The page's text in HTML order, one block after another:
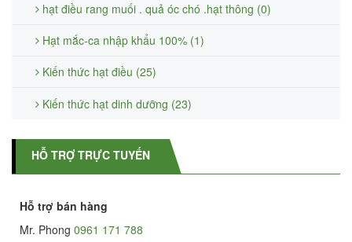
hạt điều rang muối . quả óc chó .hạt thông (0)
Hạt mắc-ca nhập khẩu 100% (1)
Kiến thức hạt điều (25)
Kiến thức hạt dinh dưỡng (23)
HỖ TRỢ TRỰC TUYẾN
Hỗ trợ bán hàng
Mr. Phong 0961 171 788